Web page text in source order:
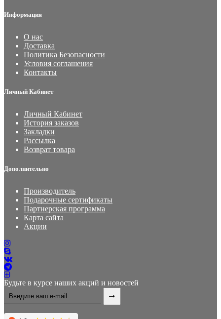
Информация
О нас
Доставка
Политика Безопасности
Условия соглашения
Контакты
Личный Кабинет
Личный Кабинет
История заказов
Закладки
Рассылка
Возврат товара
Дополнительно
Производитель
Подарочные сертификаты
Партнерская программа
Карта сайта
Акции
Будьте в курсе наших акций и новостей